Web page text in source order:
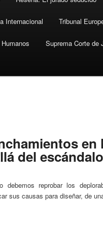
Internacional Tribunal
Suprema Corte de
en
del escándalo
debemos reprobar los
sus causas para diseñar, de